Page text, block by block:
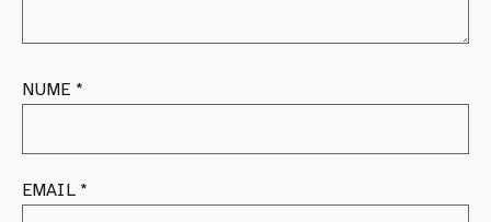
NUME *
EMAIL *